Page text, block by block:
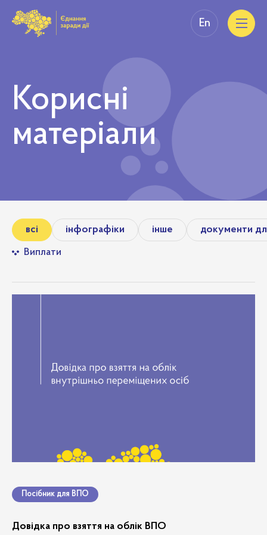
En
Корисні
матеріали
всі інфографіки інше документи
Виплати
дослідження локальних політик
здоров'я
ради впо
Посібник для ВПО
Довідка про взяття на облік ВПО